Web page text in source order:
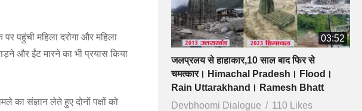
पहुंची महिला दरोगा और महिला
और ईंट मारने का भी प्रयास किया
का संज्ञान लेते हुए दोनों पक्षों को
03:52
जलप्रलय से हाहाकार,10 साल बाद फिर से
चमत्कार। Himachal Pradesh। Flood।
Rain Uttarakhand। Ramesh Bhatt
Devbhoomi Dialogue
110 Likes